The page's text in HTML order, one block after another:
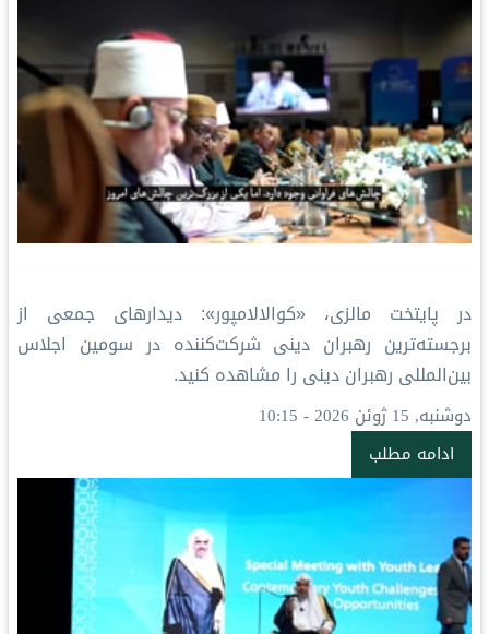
در پایتخت مالزی، «کوالالامپور»: دیدارهای جمعی از
برجسته‌ترین رهبران دینی شرکت‌کننده در سومین اجلاس
بین‌المللی رهبران دینی را مشاهده کنید.
دوشنبه, 15 ژوئن 2026 - 10:15
ادامه مطلب